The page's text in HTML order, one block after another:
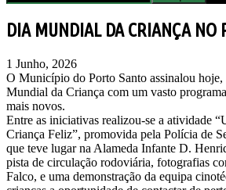
DIA MUNDIAL DA CRIANÇA NO
1 Junho, 2026
O Município do Porto Santo assinalou
Mundial da Criança com um vasto
mais novos.
Entre as iniciativas realizou-se a atividade
Criança Feliz”, promovida pela Polícia de
que teve lugar na Alameda Infante D.
pista de circulação rodoviária, fotografias
Falco, e uma demonstração da equipa